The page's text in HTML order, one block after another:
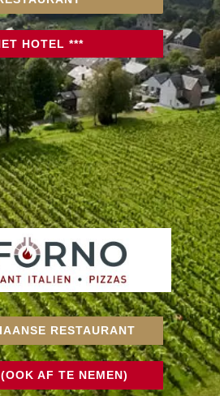
HOTEL ***
RESTAURANT
AF TE NEMEN)